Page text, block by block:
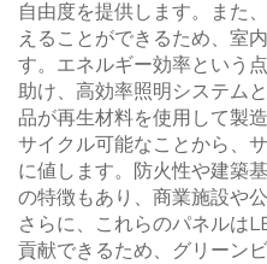
自由度を提供します。また
えることができるため、室
す。エネルギー効率という
助け、高効率照明システム
品が再生材料を使用して製
サイクル可能なことから、
に値します。防火性や建築
の特徴もあり、商業施設や
さらに、これらのパネルは
貢献できるため、グリーン